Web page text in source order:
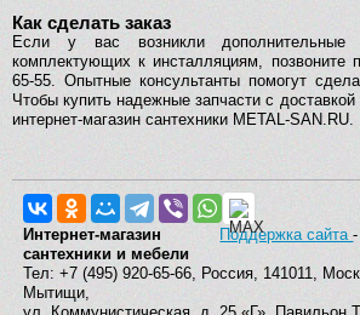
Как сделать заказ
Если у вас возникли
комплектующих к инсталляциям, позвоните
65-55. Опытные консультанты помогут
Чтобы купить надежные запчасти с
интернет-магазин сантехники METAL-SAN.RU.
Поддержка сайта
Интернет-магазин
сантехники и мебели
Тел: +7 (495) 920-65-66, Россия, 141011,
Мытищи,